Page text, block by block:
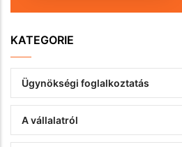
KATEGORIE
Ügynökségi foglalkoztatás
A vállalatról